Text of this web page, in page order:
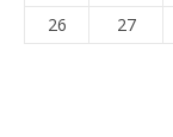
26 27